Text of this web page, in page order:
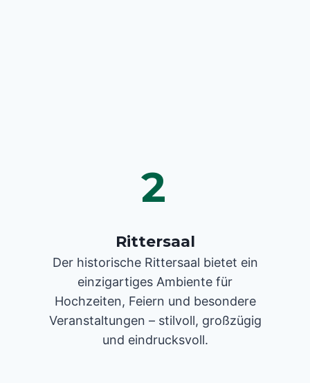
2
Rittersaal
Der historische Rittersaal bietet ein
einzigartiges Ambiente für
Hochzeiten, Feiern und besondere
Veranstaltungen – stilvoll, großzügig
und eindrucksvoll.